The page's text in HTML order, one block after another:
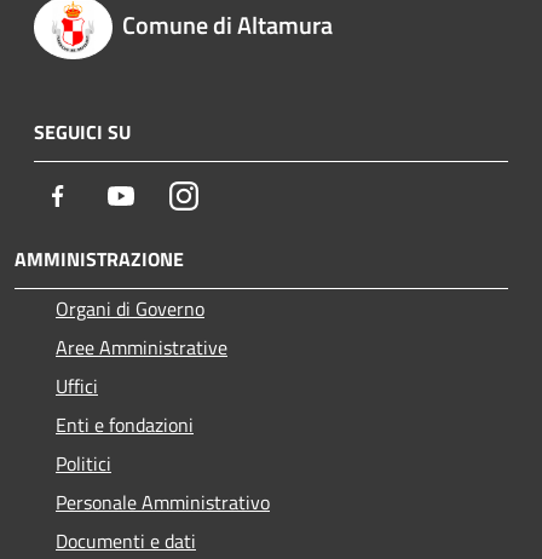
Comune di Altamura
SEGUICI SU
Facebook YoutubeInstagram
AMMINISTRAZIONE
Organi di Governo
Aree Amministrative
Uffici
Enti e fondazioni
Politici
Personale Amministrativo
Documenti e dati